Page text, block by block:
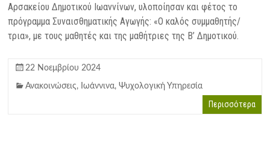
Αρσακείου Δημοτικού Ιωαννίνων, υλοποίησαν και φέτος το
πρόγραμμα Συναισθηματικής Αγωγής: «Ο καλός συμμαθητής/
τρια», με τους μαθητές και της μαθήτριες της Β’ Δημοτικού.
22 Νοεμβρίου 2024
Ανακοινώσεις, Ιωάννινα,Ψυχολογική Υπηρεσία
Περισσότερα